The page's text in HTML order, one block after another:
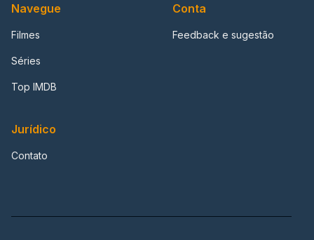
Navegue
Filmes
Séries
Top IMDB
Conta
Feedback e sugestão
Jurídico
Contato